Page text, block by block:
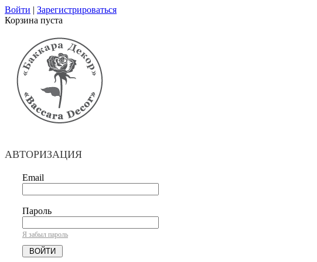
Войти | Зарегистрироваться
Корзина пуста
АВТОРИЗАЦИЯ
Email
Пароль
Я забыл пароль